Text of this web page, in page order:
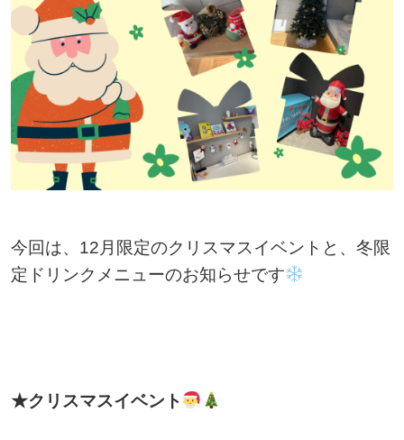
今回は、12月限定のクリスマスイベントと、冬限
定ドリンクメニューのお知らせです
★クリスマスイベント